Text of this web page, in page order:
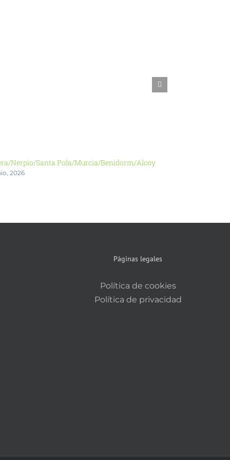
Nerpio/Santa Pola/Murcia/Benidorm/Alcoy
2026
Páginas legales
Política de cookies
Política de privacidad